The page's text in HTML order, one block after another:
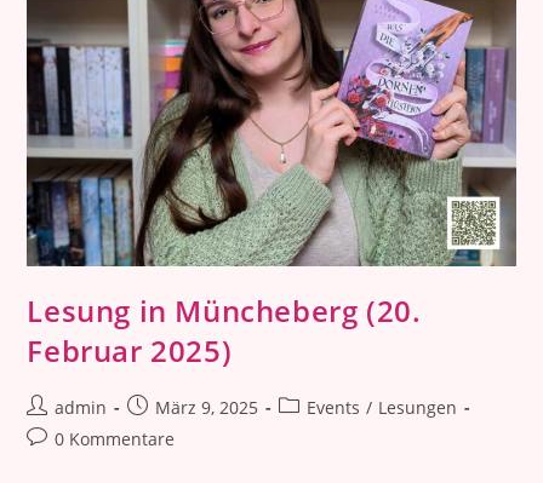
Lesung in Müncheberg (20.
Februar 2025)
Beitrags-
Autor:
admin
Beitrag
veröffentlicht:
März 9, 2025
Beitrags-
Events / Lesungen
Beitrags-
0 Kommentare